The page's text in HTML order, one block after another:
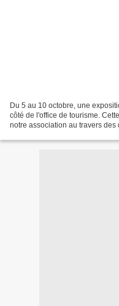
Du 5 au 10 octobre, une
côté de l'office de tourisme.
notre association au travers